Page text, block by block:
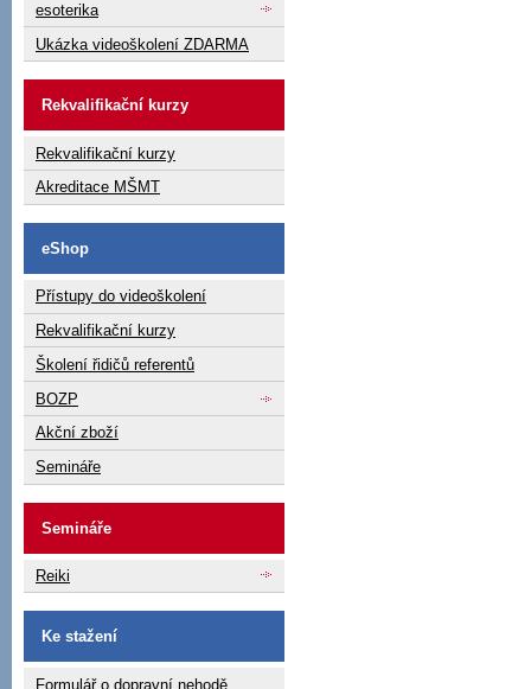
esoterika
Ukázka videoškolení ZDARMA
Rekvalifikační kurzy
Rekvalifikační kurzy
Akreditace MŠMT
eShop
Přístupy do videoškolení
Rekvalifikační kurzy
Školení řidičů referentů
BOZP
Akční zboží
Semináře
Semináře
Reiki
Ke stažení
Formulář o dopravní nehodě